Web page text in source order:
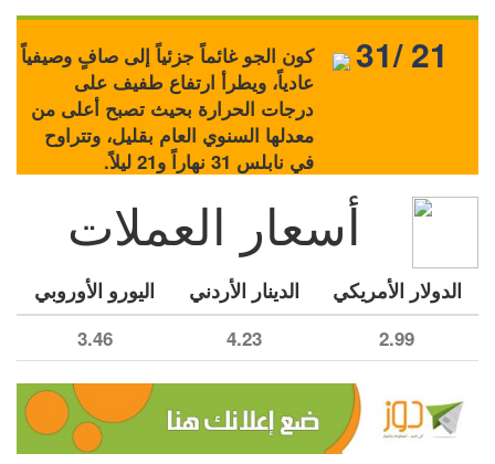
كون الجو غائماً جزئياً إلى صافٍ وصيفياً
عادياً، ويطرأ ارتفاع طفيف على
درجات الحرارة بحيث تصبح أعلى من
معدلها السنوي العام بقليل، وتتراوح
في نابلس 31 نهاراً و21 ليلاً.
31/ 21
أسعار العملات
الدولار الأمريكي الدينار الأردني اليورو الأوروبي
2.99
4.23
3.46